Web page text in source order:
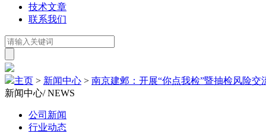
技术文章
联系我们
主页 > 新闻中心 > 南京建邺：开展“你点我检”暨抽检风险交
新闻中心/ NEWS
公司新闻
行业动态